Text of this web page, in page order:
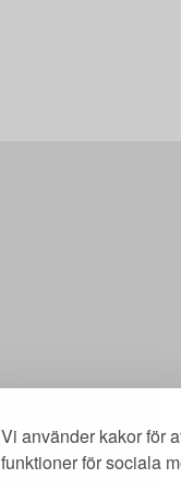
Vi använder kakor för
funktioner för sociala